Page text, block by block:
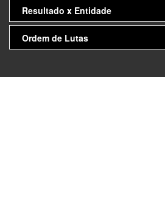
Resultado x Entidade
Ordem de Lutas